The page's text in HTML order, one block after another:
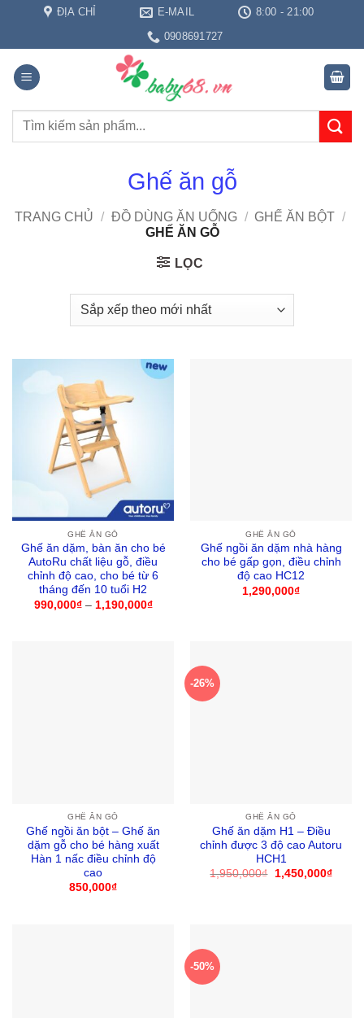
nội
dung
ĐỊA CHỈ E-MAIL
8:00 - 21:00
0908691727
Tìm
Ghế ăn gỗ
TRANG CHỦ / ĐỒ DÙNG ĂN UỐNG / GHẾ ĂN BỘT /
GHẾ ĂN GỖ
LỌC
GHẾ ĂN GỖ
Ghế ăn dặm, bàn ăn cho bé
AutoRu chất liệu gỗ, điều
chỉnh độ cao, cho bé từ 6
tháng đến 10 tuổi H2
990,000₫ – 1,190,000₫Khoảng
GHẾ ĂN GỖ
Ghế ngồi ăn dặm nhà hàng
cho bé gấp gọn, điều chỉnh
độ cao HC12
1,290,000₫
GHẾ ĂN GỖ
Ghế ngồi ăn bột – Ghế ăn
dặm gỗ cho bé hàng xuất
Hàn 1 nấc điều chỉnh độ
cao
850,000₫
-26%
GHẾ ĂN GỖ
Ghế ăn dặm H1 – Điều
chỉnh được 3 độ cao Autoru
HCH1
1,950,000₫ Giá
1,450,000₫Giá
-50%